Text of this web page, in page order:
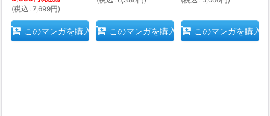
(税込 : 7,699円)
このマンガを購入 このマンガを購入 このマンガを購入